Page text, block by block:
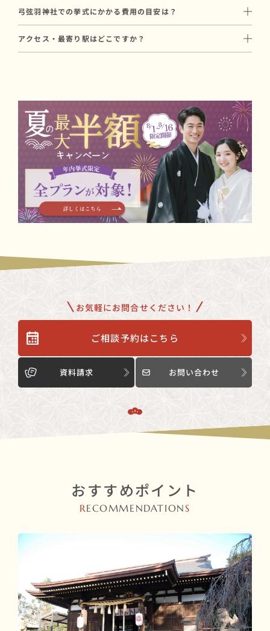
す。
軽にご相談ください。
和婚スタイルでは和装に特化した経験豊富なカメラマンをご手配
弓弦羽神社での挙式にかかる費用の目安は？
可能です。
アクセス・最寄り駅はどこですか？
お気軽にお問合せください！
ご相談予約はこちら
資料請求 お問い合わせ
おすすめポイント
RECOMMENDATION S